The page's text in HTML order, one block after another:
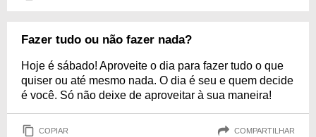
Fazer tudo ou não fazer nada?
Hoje é sábado! Aproveite o dia para fazer tudo o que
quiser ou até mesmo nada. O dia é seu e quem decide
é você. Só não deixe de aproveitar à sua maneira!
COPIAR COMPARTILHAR